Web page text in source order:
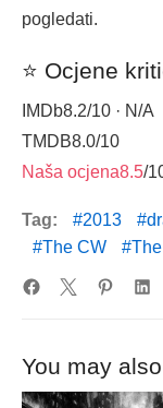
pogledati.
⭐ Ocjene
IMDb8.2/10 · N/A
TMDB8.0/10
Naša ocjena8.5/
Tag: 2013
The CW
You may